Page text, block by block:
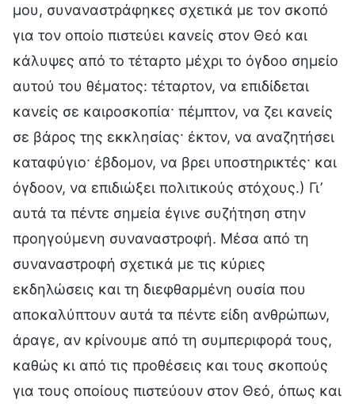
μου, συναναστράφηκες σχετικά με τον σκοπό
για τον οποίο πιστεύει κανείς στον Θεό και
κάλυψες από το τέταρτο μέχρι το όγδοο σημείο
αυτού του θέματος: τέταρτον, να επιδίδεται
κανείς σε καιροσκοπία· πέμπτον, να ζει κανείς
σε βάρος της εκκλησίας· έκτον, να αναζητήσει
καταφύγιο· έβδομον, να βρει υποστηρικτές· και
όγδοον, να επιδιώξει πολιτικούς στόχους.) Γι’
αυτά τα πέντε σημεία έγινε συζήτηση στην
προηγούμενη συναναστροφή. Μέσα από τη
συναναστροφή σχετικά με τις κύριες
εκδηλώσεις και τη διεφθαρμένη ουσία που
αποκαλύπτουν αυτά τα πέντε είδη ανθρώπων,
άραγε, αν κρίνουμε από τη συμπεριφορά τους,
καθώς κι από τις προθέσεις και τους σκοπούς
για τους οποίους πιστεύουν στον Θεό, όπως και